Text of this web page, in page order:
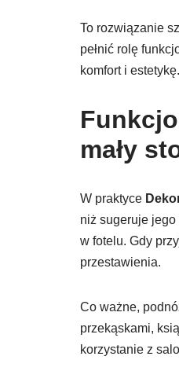
To rozwiązanie
pełnić rolę
komfort i estetykę.
mały
W praktyce
niż sugeruje
w fotelu. Gdy
przestawienia.
Co ważne,
przekąskami,
korzystanie z